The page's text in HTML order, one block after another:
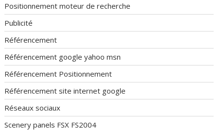
Positionnement moteur de recherche
Publicité
Référencement
Référencement google yahoo msn
Référencement Positionnement
Référencement site internet google
Réseaux sociaux
Scenery panels FSX FS2004